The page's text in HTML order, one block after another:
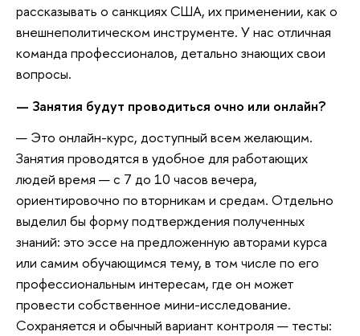
рассказывать о санкциях США, их применении, как о
внешнеполитическом инструменте. У нас отличная
команда профессионалов, детально знающих свои
вопросы.
— Занятия будут проводиться очно или онлайн?
— Это онлайн-курс, доступный всем желающим.
Занятия проводятся в удобное для работающих
людей время — с 7 до 10 часов вечера,
ориентировочно по вторникам и средам. Отдельно
выделил бы форму подтверждения полученных
знаний: это эссе на предложенную авторами курса
или самим обучающимся тему, в том числе по его
профессиональным интересам, где он может
провести собственное мини-исследование.
Сохраняется и обычный вариант контроля — тесты: